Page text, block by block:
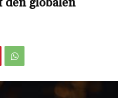
den globalen